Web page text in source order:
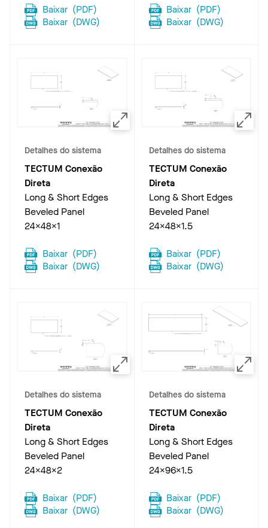
Baixar (PDF)
Baixar (DWG)
Baixar (PDF)
Baixar (DWG)
Detalhes do sistema
TECTUM Conexão
Direta
Long & Short Edges
Beveled Panel
24x48x1
Baixar (PDF)
Baixar (DWG)
Detalhes do sistema
TECTUM Conexão
Direta
Long & Short Edges
Beveled Panel
24x48x1.5
Baixar (PDF)
Baixar (DWG)
Detalhes do sistema
TECTUM Conexão
Direta
Long & Short Edges
Beveled Panel
24x48x2
Baixar (PDF)
Baixar (DWG)
Detalhes do sistema
TECTUM Conexão
Direta
Long & Short Edges
Beveled Panel
24x96x1.5
Baixar (PDF)
Baixar (DWG)